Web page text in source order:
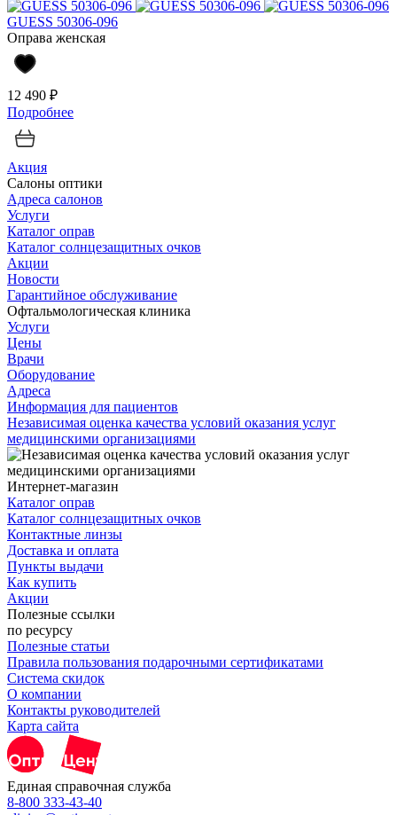
GUESS 50306-096
Оправа женская
12 490 ₽
Подробнее
Акция
Салоны оптики
Адреса салонов
Услуги
Каталог оправ
Каталог солнцезащитных очков
Акции
Новости
Гарантийное обслуживание
Офтальмологическая клиника
Услуги
Цены
Врачи
Оборудование
Адреса
Информация для пациентов
Независимая оценка качества условий оказания услуг
медицинскими организациями
Интернет-магазин
Каталог оправ
Каталог солнцезащитных очков
Контактные линзы
Доставка и оплата
Пункты выдачи
Как купить
Акции
Полезные ссылки
по ресурсу
Полезные статьи
Правила пользования подарочными сертификатами
Система скидок
О компании
Контакты руководителей
Карта сайта
Единая справочная служба
8-800 333-43-40